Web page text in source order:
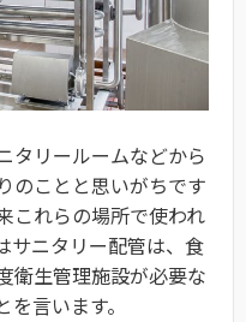
タリールームなどから
のことと思いがちです
これらの場所で使われ
サニタリー配管は、食
衛生管理施設が必要な
言います。